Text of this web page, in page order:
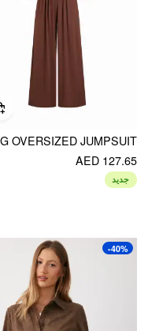
AED 127.65
جديد
-40%